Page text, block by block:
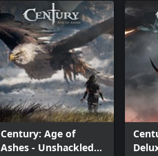
Century: Age of
Ashes - Unshackled